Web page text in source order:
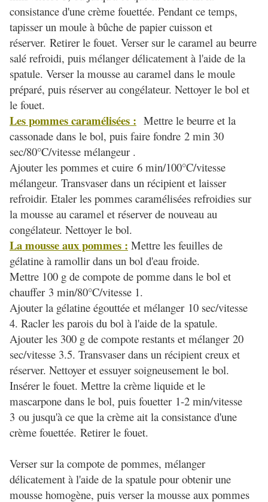
consistance d'une crème fouettée. Pendant ce temps,
tapisser un moule à bûche de papier cuisson et
réserver. Retirer le fouet. Verser sur le caramel au beurre
salé refroidi, puis mélanger délicatement à l'aide de la
spatule. Verser la mousse au caramel dans le moule
préparé, puis réserver au congélateur. Nettoyer le bol et
le fouet.
Les pommes caramélisées : Mettre le beurre et la
cassonade dans le bol, puis faire fondre 2 min 30
sec/80°C/vitesse mélangeur .
Ajouter les pommes et cuire 6 min/100°C/vitesse
mélangeur. Transvaser dans un récipient et laisser
refroidir. Etaler les pommes caramélisées refroidies sur
la mousse au caramel et réserver de nouveau au
congélateur. Nettoyer le bol.
La mousse aux pommes : Mettre les feuilles de
gélatine à ramollir dans un bol d'eau froide.
Mettre 100 g de compote de pomme dans le bol et
chauffer 3 min/80°C/vitesse 1.
Ajouter la gélatine égouttée et mélanger 10 sec/vitesse
4. Racler les parois du bol à l'aide de la spatule.
Ajouter les 300 g de compote restants et mélanger 20
sec/vitesse 3.5. Transvaser dans un récipient creux et
réserver. Nettoyer et essuyer soigneusement le bol.
Insérer le fouet. Mettre la crème liquide et le
mascarpone dans le bol, puis fouetter 1-2 min/vitesse
3 ou jusqu'à ce que la crème ait la consistance d'une
crème fouettée. Retirer le fouet.
Verser sur la compote de pommes, mélanger
délicatement à l'aide de la spatule pour obtenir une
mousse homogène, puis verser la mousse aux pommes